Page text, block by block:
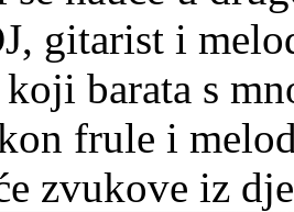
gitarist i
barata s
frule i
zvukove iz